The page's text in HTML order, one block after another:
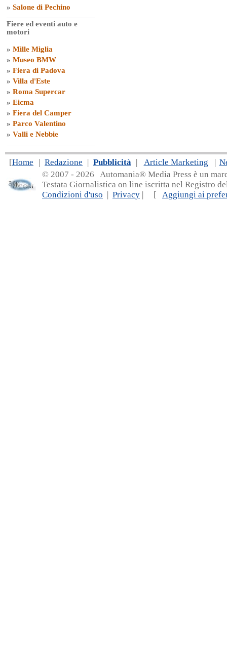
» Salone di Pechino
Fiere ed eventi auto e
motori
» Mille Miglia
» Museo BMW
» Fiera di Padova
» Villa d'Este
» Roma Supercar
» Eicma
» Fiera del Camper
» Parco Valentino
» Valli e Nebbie
[Home | Redazione | Pubblicità | Article Marketing |
© 2007 - 2026 Automania® Media Press è un
Testata Giornalistica on line iscritta nel Registro
Condizioni d'uso | Privacy | [ Aggiungi ai